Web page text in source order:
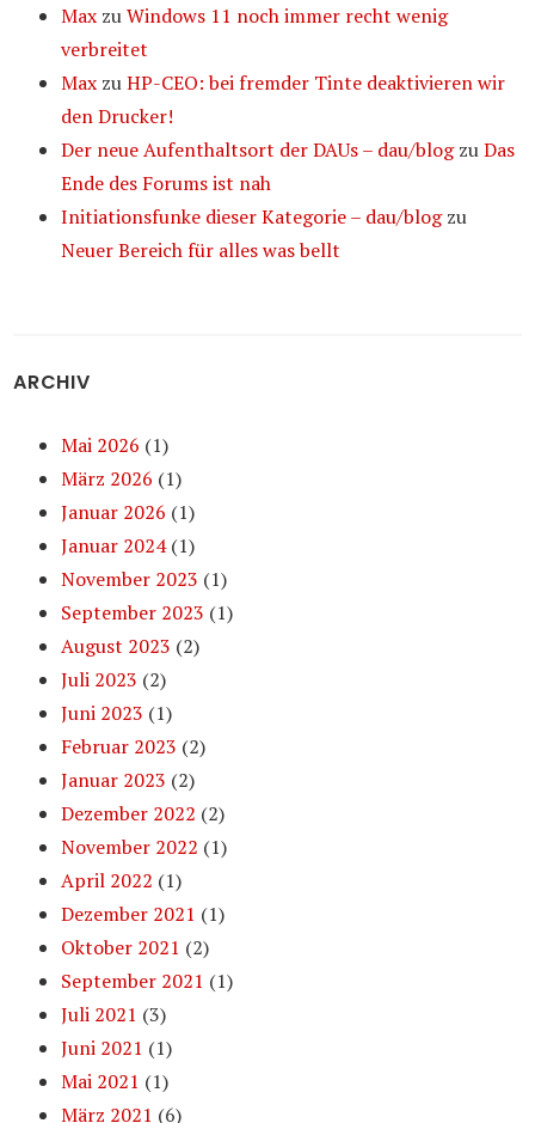
Max zuWindows 11 noch immer recht wenig
verbreitet
Max zuHP-CEO: bei fremder Tinte deaktivieren wir
den Drucker!
Der neue Aufenthaltsort der DAUs – dau/blogzuDas
Ende des Forums ist nah
Initiationsfunke dieser Kategorie – dau/blogzu
Neuer Bereich für alles was bellt
ARCHIV
Mai 2026 (1)
März 2026 (1)
Januar 2026 (1)
Januar 2024(1)
November 2023 (1)
September 2023 (1)
August 2023 (2)
Juli 2023 (2)
Juni 2023 (1)
Februar 2023 (2)
Januar 2023 (2)
Dezember 2022 (2)
November 2022 (1)
April 2022 (1)
Dezember 2021 (1)
Oktober 2021 (2)
September 2021 (1)
Juli 2021 (3)
Juni 2021 (1)
Mai 2021 (1)
März 2021 (6)